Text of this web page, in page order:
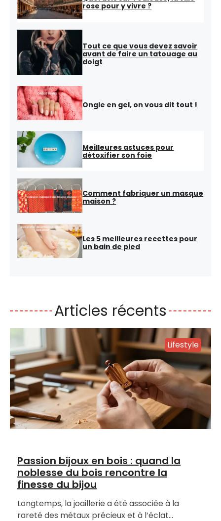
rose pour y vivre ?
Tout ce que vous devez savoir
avant de faire un tatouage au
doigt
Ongle en gel, on vous dit tout !
Meilleures astuces pour
détoxifier son foie
Comment fabriquer un masque
maison ?
Les 5 meilleures recettes pour
un bain de pied
Articles récents
Lifestyle
Passion bijoux en bois : quand la
noblesse du bois rencontre la
finesse du bijou
Longtemps, la joaillerie a été associée à la
rareté des métaux précieux et à l’éclat…